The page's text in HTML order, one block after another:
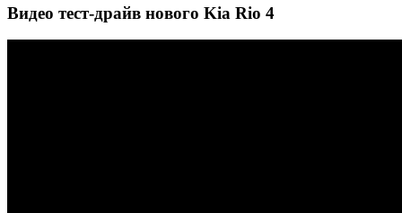
Видео тест-драйв нового Kia Rio 4